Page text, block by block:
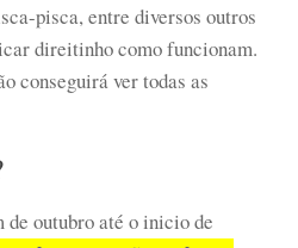
pisca, entre diversos outros
direitinho como funcionam.
conseguirá ver todas as
de outubro até o inicio de